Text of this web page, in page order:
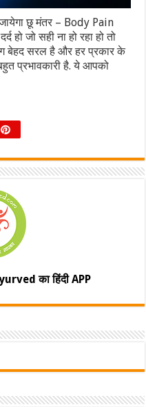
छू मंतर – Body Pain
हो जो सही ना हो रहा हो तो
बेहद सरल है और हर प्रकार के
प्रभावकारी है. ये आपको
का हिंदी APP